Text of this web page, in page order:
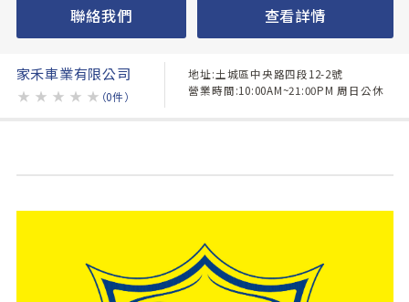
聯絡我們 查看詳情
家禾車業有限公司
★ ★ ★ ★ ★ （0件）
地址:土城區中央路四段12-2號
營業時間:10:00AM~21:00PM 周日公休